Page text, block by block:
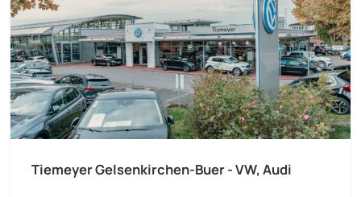
Tiemeyer Gelsenkirchen-Buer - VW, Audi